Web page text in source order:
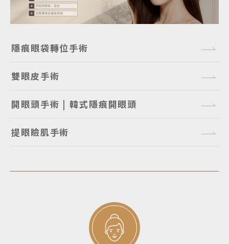
隱痕眼袋轉位手術
雙眼皮手術
開眼頭手術 | 韓式隱痕開眼頭
提眼瞼肌手術